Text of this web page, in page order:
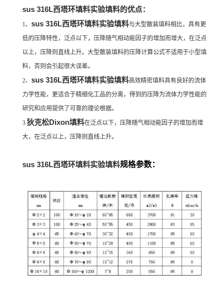
sus 316L西塔环填料实验填料的优点：
1、 sus 316L西塔环填料实验填料与大型散装填料相比，具有更
低的压降特性，泛点以下，压降随气相动能因子的增加而增大，在泛点
以上，压降则直线上升。大型散装填料的压降计算公式不适用于小型填
料，否则会引起很大误差。
2、 sus 316L西塔环填料实验填料高效精密填料具有良好的流体
力学性能，更适合于精细化工品的分离，得到的压降为流体力学性能的
研究和应用提供了可靠的理论根据。
3. 狄克松Dixon填料在泛点以下，压降随气相动能因子的增加而增
大，在泛点以上，压降则直线上升。
sus 316L西塔环填料实验填料规格参数：